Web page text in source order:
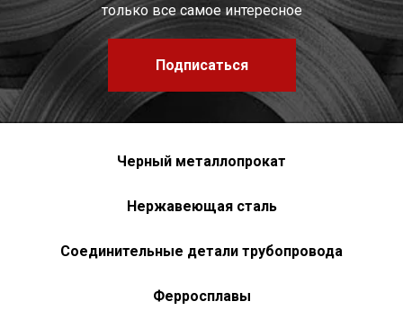
только все самое интересное
Подписаться
Черный металлопрокат
Нержавеющая сталь
Соединительные детали трубопровода
Ферросплавы